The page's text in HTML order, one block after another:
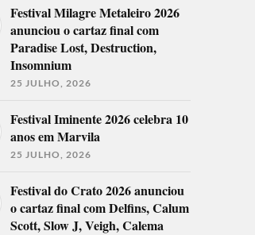
Festival Milagre Metaleiro 2026
anunciou o cartaz final com
Paradise Lost, Destruction,
Insomnium
25 JULHO, 2026
Festival Iminente 2026 celebra 10
anos em Marvila
25 JULHO, 2026
Festival do Crato 2026 anunciou
o cartaz final com Delfins, Calum
Scott, Slow J, Veigh, Calema